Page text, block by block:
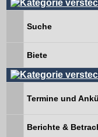
Suche
Biete
Termine und
Berichte &